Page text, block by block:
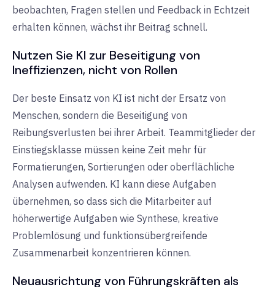
beobachten, Fragen stellen und Feedback in Echtzeit
erhalten können, wächst ihr Beitrag schnell.
Nutzen Sie KI zur Beseitigung von
Ineffizienzen, nicht von Rollen
Der beste Einsatz von KI ist nicht der Ersatz von
Menschen, sondern die Beseitigung von
Reibungsverlusten bei ihrer Arbeit. Teammitglieder der
Einstiegsklasse müssen keine Zeit mehr für
Formatierungen, Sortierungen oder oberflächliche
Analysen aufwenden. KI kann diese Aufgaben
übernehmen, so dass sich die Mitarbeiter auf
höherwertige Aufgaben wie Synthese, kreative
Problemlösung und funktionsübergreifende
Zusammenarbeit konzentrieren können.
Neuausrichtung von Führungskräften als